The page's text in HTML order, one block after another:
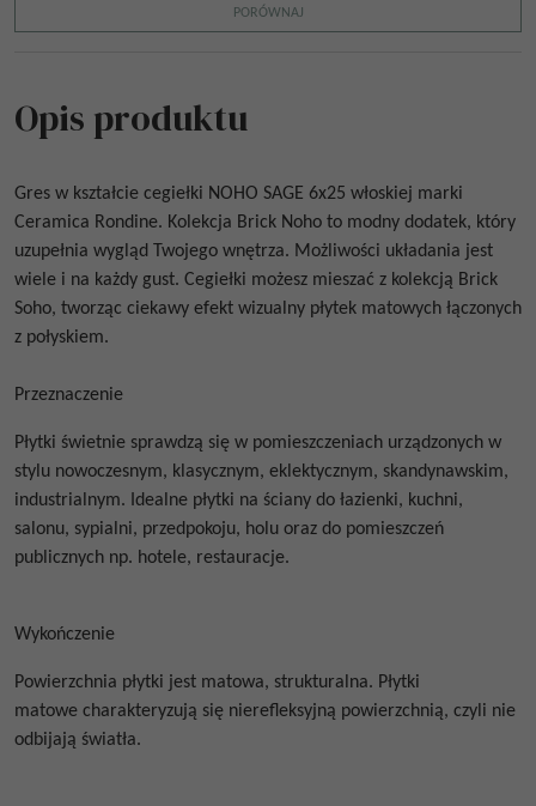
PORÓWNAJ
Opis produktu
Gres w kształcie cegiełki NOHO SAGE 6x25 włoskiej marki
Ceramica Rondine. Kolekcja Brick Noho to modny dodatek, który
uzupełnia wygląd Twojego wnętrza. Możliwości układania jest
wiele i na każdy gust. Cegiełki możesz mieszać z kolekcją Brick
Soho, tworząc ciekawy efekt wizualny płytek matowych łączonych
z połyskiem.
Przeznaczenie
Płytki świetnie sprawdzą się w pomieszczeniach urządzonych w
stylu nowoczesnym, klasycznym, eklektycznym, skandynawskim,
industrialnym. Idealne płytki na ściany do łazienki, kuchni,
salonu, sypialni, przedpokoju, holu oraz do pomieszczeń
publicznych np. hotele, restauracje.
Wykończenie
Powierzchnia płytki jest matowa, strukturalna. Płytki
matowe charakteryzują się nierefleksyjną powierzchnią, czyli nie
odbijają światła.